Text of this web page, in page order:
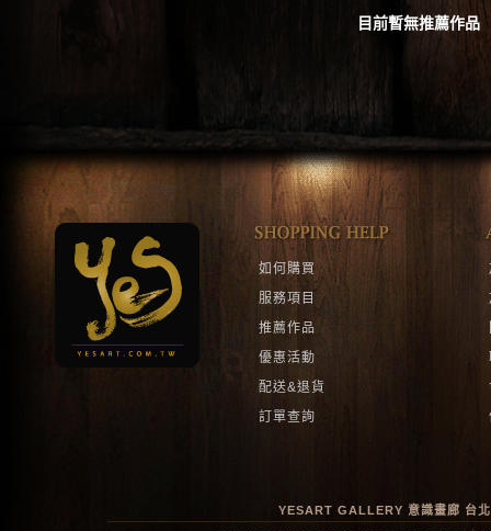
目前暫無推薦作品
如何購買
服務項目
推薦作品
優惠活動
配送&退貨
訂單查詢
YESART GALLERY 意識畫廊 台